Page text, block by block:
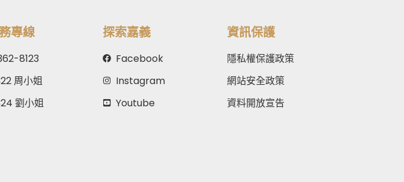
專線
8123
周小姐
劉小姐
探索嘉義
Facebook
Instagram
Youtube
資訊保護
隱私權保護政策
網站安全政策
資料開放宣告